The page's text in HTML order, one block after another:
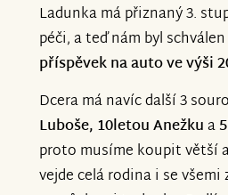
Ladunka má přiznaný 3.
péči, a teď nám byl
příspěvek na auto ve výši
Dcera má navíc další 3
Luboše, 10letou Anežkua
proto musíme koupit větší
vejde celá rodina i se